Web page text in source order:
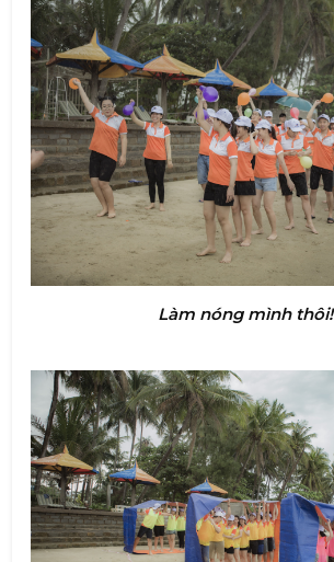
Làm nóng mình thôi!